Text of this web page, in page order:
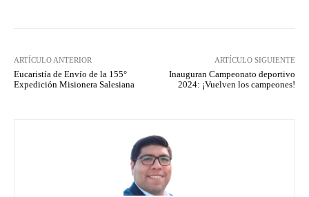
ARTÍCULO ANTERIOR
Eucaristía de Envío de la 155°
Expedición Misionera Salesiana
ARTÍCULO SIGUIENTE
Inauguran Campeonato deportivo
2024: ¡Vuelven los campeones!